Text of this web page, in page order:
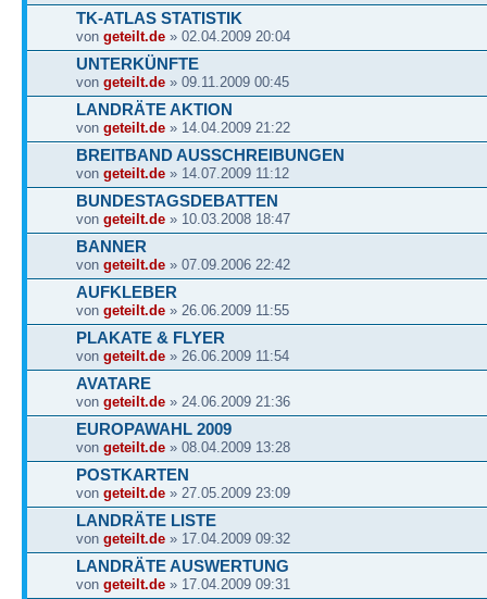
TK-ATLAS STATISTIK
von geteilt.de » 02.04.2009 20:04
UNTERKÜNFTE
von geteilt.de » 09.11.2009 00:45
LANDRÄTE AKTION
von geteilt.de » 14.04.2009 21:22
BREITBAND AUSSCHREIBUNGEN
von geteilt.de » 14.07.2009 11:12
BUNDESTAGSDEBATTEN
von geteilt.de » 10.03.2008 18:47
BANNER
von geteilt.de » 07.09.2006 22:42
AUFKLEBER
von geteilt.de » 26.06.2009 11:55
PLAKATE & FLYER
von geteilt.de » 26.06.2009 11:54
AVATARE
von geteilt.de » 24.06.2009 21:36
EUROPAWAHL 2009
von geteilt.de » 08.04.2009 13:28
POSTKARTEN
von geteilt.de » 27.05.2009 23:09
LANDRÄTE LISTE
von geteilt.de » 17.04.2009 09:32
LANDRÄTE AUSWERTUNG
von geteilt.de » 17.04.2009 09:31